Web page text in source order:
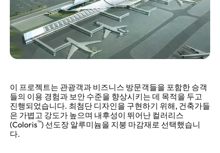
이 프로젝트는 관광객과 비즈니스 방문객들을 포함한 승객
들의 이용 경험과 보안 수준을 향상시키는 데 목적을 두고
진행되었습니다. 최첨단 디자인을 구현하기 위해, 건축가들
은 가볍고 강도가 높으며 내후성이 뛰어난 컬러리스
(Coloris™) 선도장 알루미늄을 지붕 마감재로 선택했습니
다.